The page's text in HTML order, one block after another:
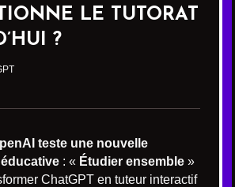
LE TUTORAT
?
teste une nouvelle
: « Étudier ensemble »
ChatGPT en tuteur interactif